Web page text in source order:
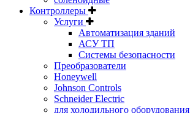
Контроллеры
Услуги
Автоматизация зданий
АСУ ТП
Системы безопасности
Преобразователи
Honeywell
Johnson Controls
Schneider Electric
для холодильного оборудования